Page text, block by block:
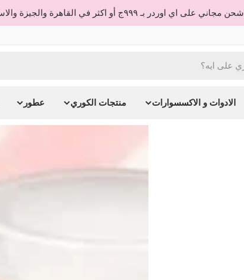
شحن مجاني على اي اوردر بـ ٩٩٩ج أو اكثر في القاهرة والجيزة والاسكندرية
الادوات و الاكسسوارات منتجات الكوري عطور